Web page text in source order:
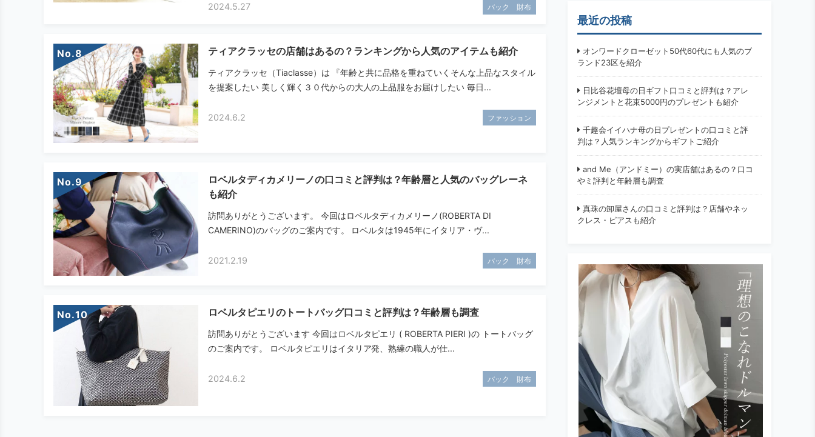
2024.5.27 バック 財布
No. ティアクラッセの店舗はあるの？ランキングから人気のアイテムも紹介
ティアクラッセ（Tiaclasse）は 『年齢と共に品格を重ねていくそんな上品なスタイル
を提案したい 美しく輝く３０代からの大人の上品服をお届けしたい 毎日...
2024.6.2 ファッション
No.
ロベルタディカメリーノの口コミと評判は？年齢層と人気のバッグレーネ
も紹介
訪問ありがとうございます。 今回はロベルタディカメリーノ(ROBERTA DI
CAMERINO)のバッグのご案内です。 ロベルタは1945年にイタリア・ヴ...
2021.2.19 バック 財布
No. ロベルタピエリのトートバッグ口コミと評判は？年齢層も調査
訪問ありがとうございます 今回はロベルタピエリ ( ROBERTA PIERI )の トートバッグ
のご案内です。 ロベルタピエリはイタリア発、熟練の職人が仕...
2024.6.2 バック 財布
最近の投稿
オンワードクローゼット50代60代にも人気のブ
ランド23区を紹介
日比谷花壇母の日ギフト口コミと評判は？アレ
ンジメントと花束5000円のプレゼントも紹介
千趣会イイハナ母の日プレゼントの口コミと評
判は？人気ランキングからギフトご紹介
and Me（アンドミー）の実店舗はあるの？口コ
やミ評判と年齢層も調査
真珠の卸屋さんの口コミと評判は？店舗やネッ
クレス・ピアスも紹介